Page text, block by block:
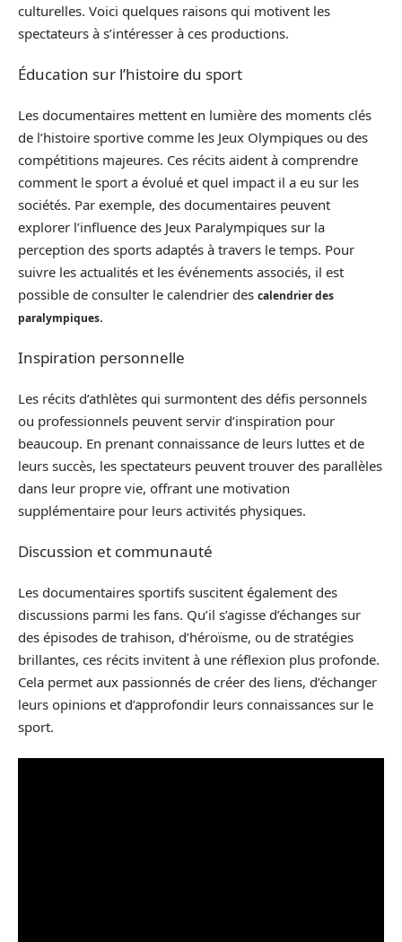
culturelles. Voici quelques raisons qui motivent les
spectateurs à s’intéresser à ces productions.
Éducation sur l’histoire du sport
Les documentaires mettent en lumière des moments clés
de l’histoire sportive comme les Jeux Olympiques ou des
compétitions majeures. Ces récits aident à comprendre
comment le sport a évolué et quel impact il a eu sur les
sociétés. Par exemple, des documentaires peuvent
explorer l’influence des Jeux Paralympiques sur la
perception des sports adaptés à travers le temps. Pour
suivre les actualités et les événements associés, il est
possible de consulter le calendrier des calendrier des
paralympiques.
Inspiration personnelle
Les récits d’athlètes qui surmontent des défis personnels
ou professionnels peuvent servir d’inspiration pour
beaucoup. En prenant connaissance de leurs luttes et de
leurs succès, les spectateurs peuvent trouver des parallèles
dans leur propre vie, offrant une motivation
supplémentaire pour leurs activités physiques.
Discussion et communauté
Les documentaires sportifs suscitent également des
discussions parmi les fans. Qu’il s’agisse d’échanges sur
des épisodes de trahison, d’héroïsme, ou de stratégies
brillantes, ces récits invitent à une réflexion plus profonde.
Cela permet aux passionnés de créer des liens, d’échanger
leurs opinions et d’approfondir leurs connaissances sur le
sport.